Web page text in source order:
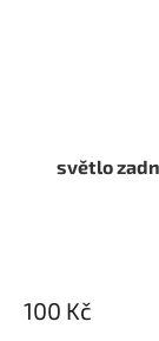
světlo
100 Kč